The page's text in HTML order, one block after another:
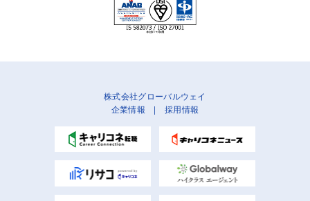
株式会社グローバルウェイ
企業情報 | 採用情報